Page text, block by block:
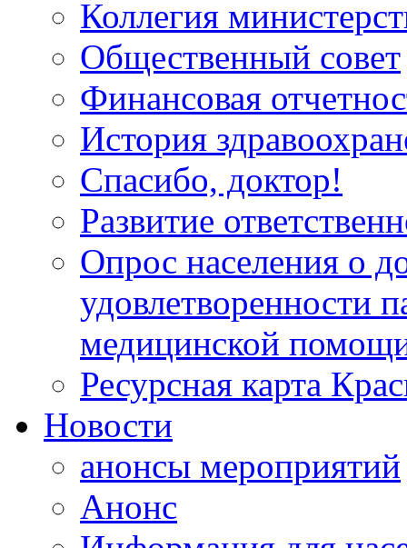
Коллегия
Общественный совет
Финансовая
История
Спасибо, доктор!
Развитие
Опрос населения о
удовлетворенности
медицинской
Ресурсная карта
Новости
анонсы мероприятий
Анонс